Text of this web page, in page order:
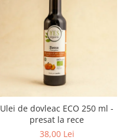
Ulei de dovleac ECO 250 ml -
presat la rece
38,00 Lei